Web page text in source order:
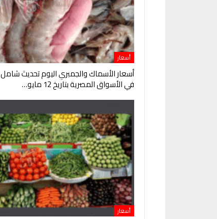
أسعار
أسعار الأسماك والجمبري اليوم تحديث
في الأسواق المصرية بتاريخ 12 مايو…
أسعار